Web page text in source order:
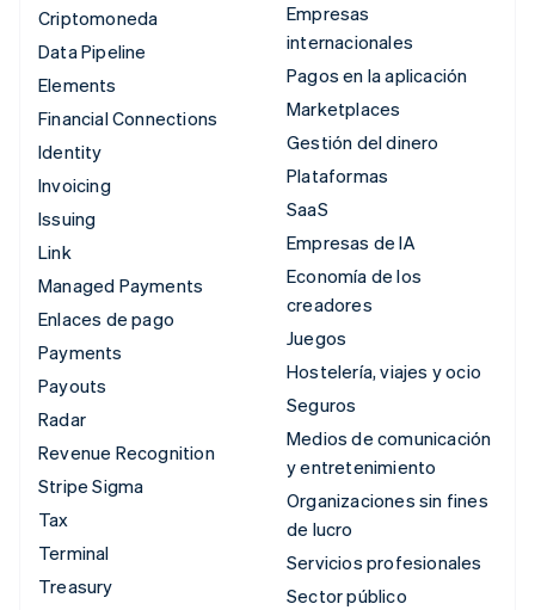
Criptomoneda
Data Pipeline
Elements
Financial Connections
Identity
Invoicing
Issuing
Link
Managed Payments
Enlaces de pago
Payments
Payouts
Radar
Revenue Recognition
Stripe Sigma
Tax
Terminal
Treasury
Empresas
internacionales
Pagos en la aplicación
Marketplaces
Gestión del dinero
Plataformas
SaaS
Empresas de IA
Economía de los
creadores
Juegos
Hostelería, viajes y ocio
Seguros
Medios de comunicación
y entretenimiento
Organizaciones sin fines
de lucro
Servicios profesionales
Sector público